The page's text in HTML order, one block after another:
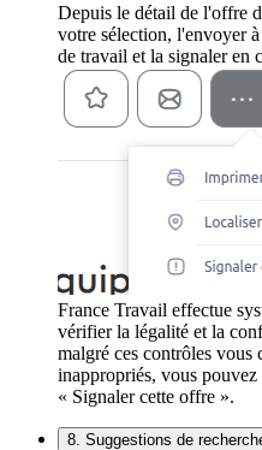
Depuis le détail de l'offre
votre sélection, l'envoyer
de travail et la signaler en
France Travail effectue
vérifier la légalité et la
malgré ces contrôles vous
inappropriés, vous
« Signaler cette offre ».
8. Suggestions de